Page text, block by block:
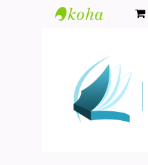
Agamenon
Magalhães